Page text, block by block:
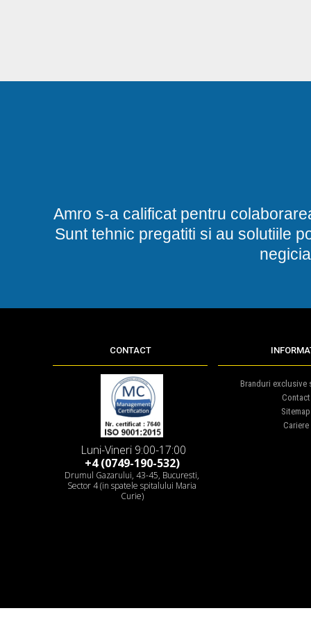
Amro s-a calificat pentru
Sunt tehnic pregatiti si au solutiile
CONTACT
Luni-Vineri 9:00-17:00
+4 (0749-190-532)
Drumul Gazarului, 43-45, Bucuresti,
Sector 4 (in spatele spitalului Maria
Curie)
Branduri exclusive
Contact
Sitemap
Cariere